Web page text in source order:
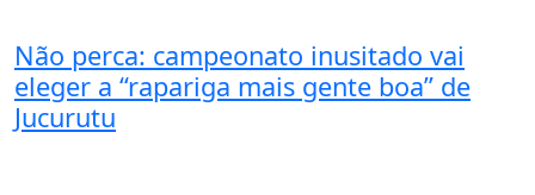
Não perca: campeonato inusitado vai
eleger a “rapariga mais gente boa” de
Jucurutu